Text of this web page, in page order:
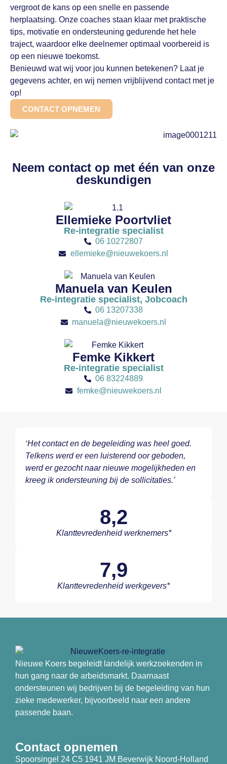
vergroot de kans op een snelle en passende
herplaatsing. Onze coaches staan klaar met praktische
tips, motivatie en ondersteuning gedurende het hele
traject, waardoor elke deelnemer optimaal voorbereid is
op een nieuwe toekomst.
Benieuwd wat wij voor jou kunnen betekenen? Laat je
gegevens achter, en wij nemen vrijblijvend contact met je
op!
CONTACT OPNEMEN
Neem contact op met één van onze
deskundigen
Ellemieke Poortvliet
Re-integratie specialist
06 10272807
ellemieke@nieuwekoers.nl
Manuela van Keulen
Re-integratie specialist, Jobcoach
06 13207338
manuela@nieuwekoers.nl
Femke Kikkert
Re-integratie specialist
06 83224889
femke@nieuwekoers.nl
‘Het contact en de begeleiding was heel goed.
Telkens werd er een luisterend oor geboden,
werd er gezocht naar nieuwe mogelijkheden en
kreeg ik ondersteuning bij de sollicitaties.’
8,2
Klanttevredenheid werknemers*
7,9
Klanttevredenheid werkgevers*
Nieuwe Koers begeleidt landelijk werkzoekenden in
hun gang naar de arbeidsmarkt. Daarnaast
ondersteunen wij bedrijven bij de begeleiding van hun
zieke medewerker, bijvoorbeeld naar een andere
passende baan.
Contact opnemen
Spoorsingel 24 C5 1941 JM Beverwijk Noord-Holland